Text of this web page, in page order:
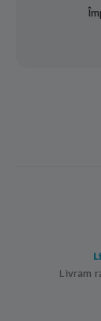
Livram